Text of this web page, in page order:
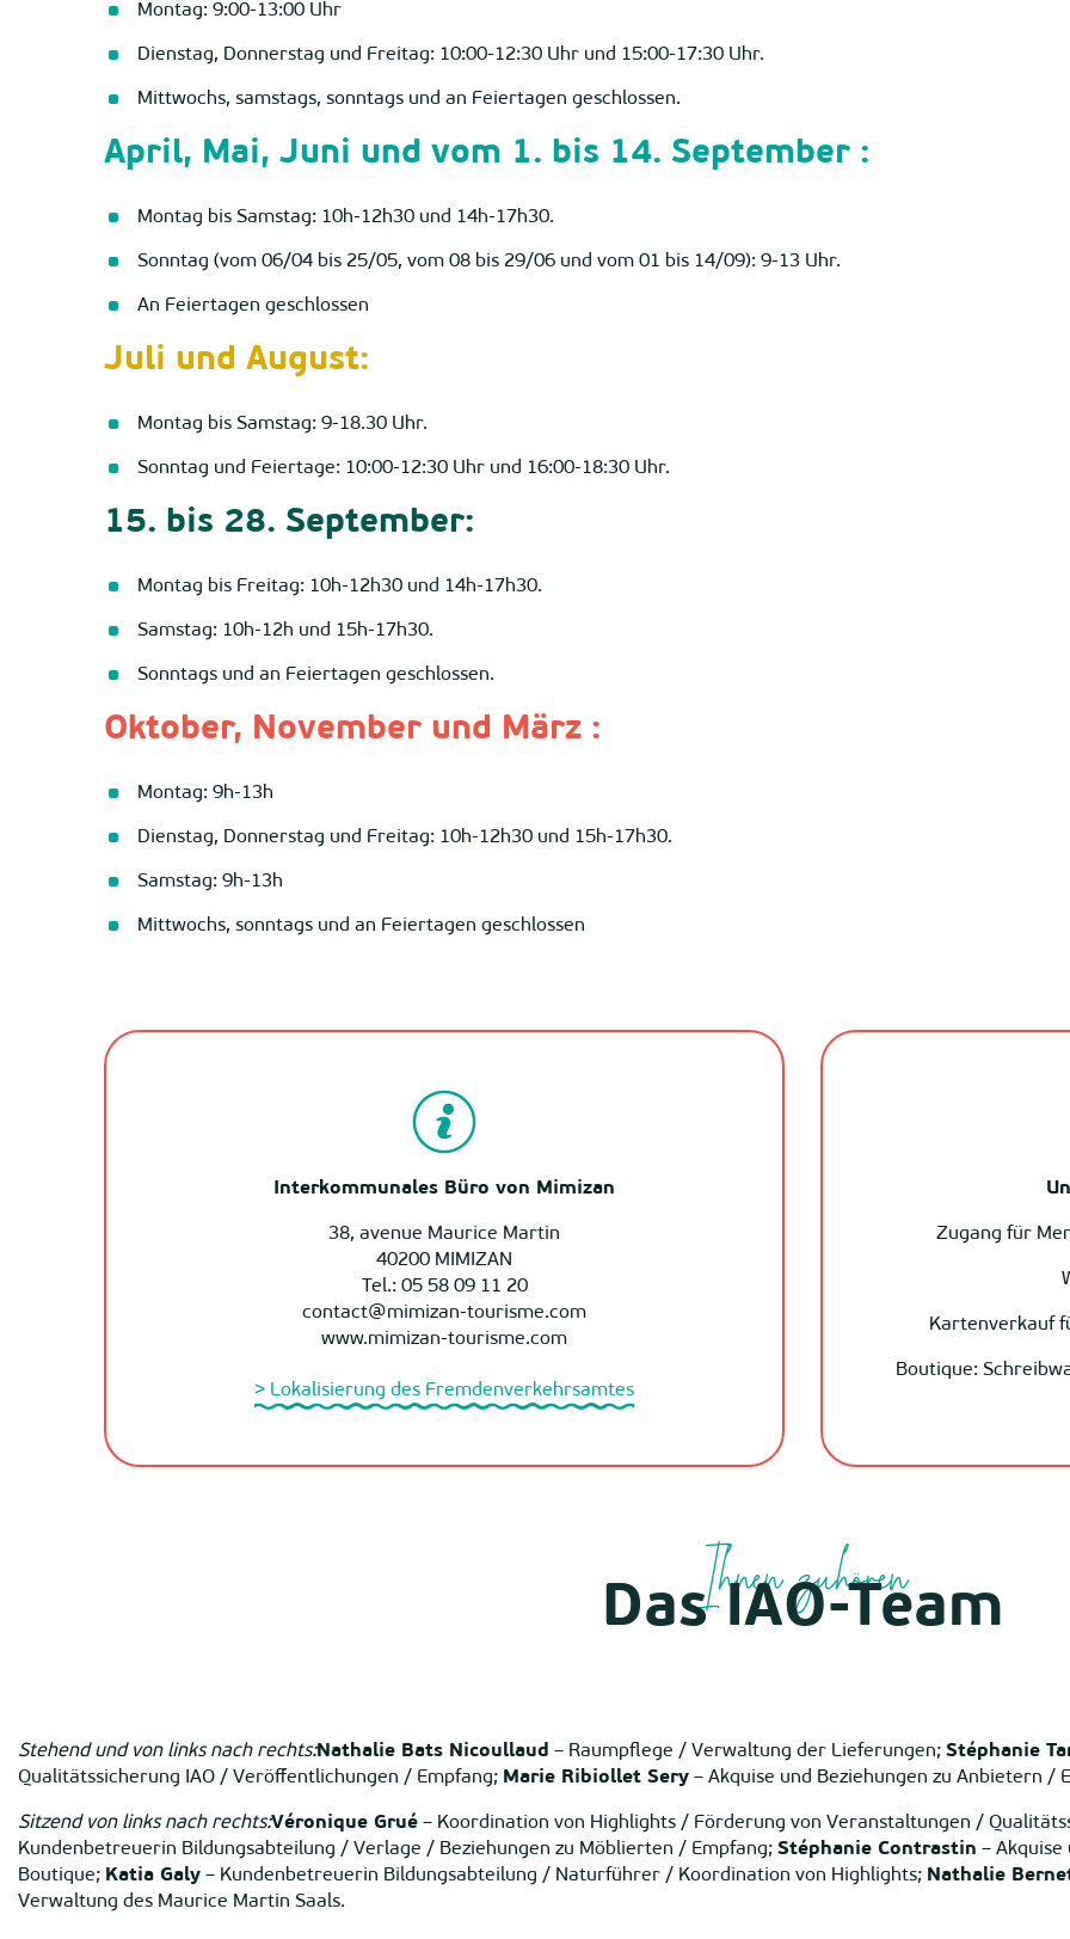
Montag: 9:00-13:00 Uhr
Dienstag, Donnerstag und Freitag: 10:00-12:30 Uhr und 15:00-17:30 Uhr.
Mittwochs, samstags, sonntags und an Feiertagen geschlossen.
April, Mai, Juni und vom 1. bis 14. September :
Montag bis Samstag: 10h-12h30 und 14h-17h30.
Sonntag (vom 06/04 bis 25/05, vom 08 bis 29/06 und vom 01 bis 14/09): 9-13 Uhr.
An Feiertagen geschlossen
Juli und August:
Montag bis Samstag: 9-18.30 Uhr.
Sonntag und Feiertage: 10:00-12:30 Uhr und 16:00-18:30 Uhr.
15. bis 28. September:
Montag bis Freitag: 10h-12h30 und 14h-17h30.
Samstag: 10h-12h und 15h-17h30.
Sonntags und an Feiertagen geschlossen.
Oktober, November und März :
Montag: 9h-13h
Dienstag, Donnerstag und Freitag: 10h-12h30 und 15h-17h30.
Samstag: 9h-13h
Mittwochs, sonntags und an Feiertagen geschlossen
Interkommunales Büro von Mimizan
38, avenue Maurice Martin
40200 MIMIZAN
Tel.: 05 58 09 11 20
contact@mimizan-tourisme.com
www.mimizan-tourisme.com
> Lokalisierung des Fremdenverkehrsamtes
Zugang für
Kartenverkauf
Boutique:
Ihnen zuhören
Das IAO-Team
Stehend und von links nach rechts:Nathalie Bats Nicoullaud – Raumpflege / Verwaltung der Lieferungen; Stéphanie
Qualitätssicherung IAO / Veröffentlichungen / Empfang; Marie Ribiollet Sery – Akquise und Beziehungen zu Anbietern /
Sitzend von links nach rechts:Véronique Grué – Koordination von Highlights / Förderung von Veranstaltungen /
Kundenbetreuerin Bildungsabteilung / Verlage / Beziehungen zu Möblierten / Empfang; Stéphanie Contrastin –
Boutique; Katia Galy – Kundenbetreuerin Bildungsabteilung / Naturführer / Koordination von Highlights; Nathalie
Verwaltung des Maurice Martin Saals.